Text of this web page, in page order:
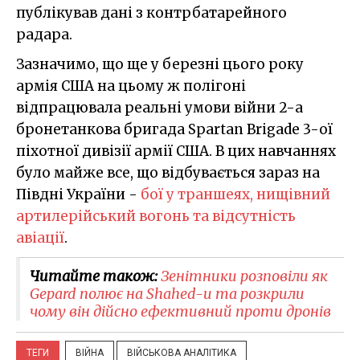
публікував дані з контрбатарейного
радара.
Зазначимо, що ще у березні цього року
армія США на цьому ж полігоні
відпрацювала реальні умови війни 2-а
бронетанкова бригада Spartan Brigade 3-ої
піхотної дивізії армії США. В цих навчаннях
було майже все, що відбувається зараз на
Півдні України - бої у траншеях, нищівний
артилерійський вогонь та відсутність
авіації.
Читайте також:Зенітники розповіли як
Gepard полює на Shahed-и та розкрили
чому він дійсно ефективний проти дронів
ТЕГИ ВІЙНА ВІЙСЬКОВА АНАЛІТИКА